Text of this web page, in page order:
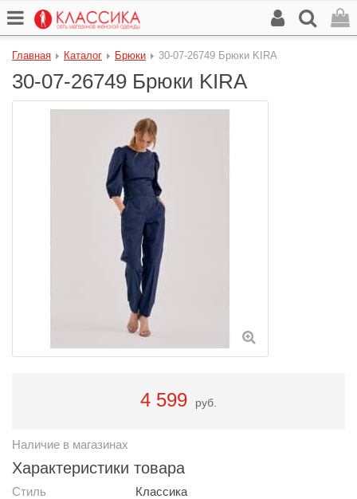
Главная Каталог Брюки 30-07-26749 Брюки KIRA
30-07-26749 Брюки KIRA
4 599 руб.
Наличие в магазинах
Характеристики товара
Стиль
Классика